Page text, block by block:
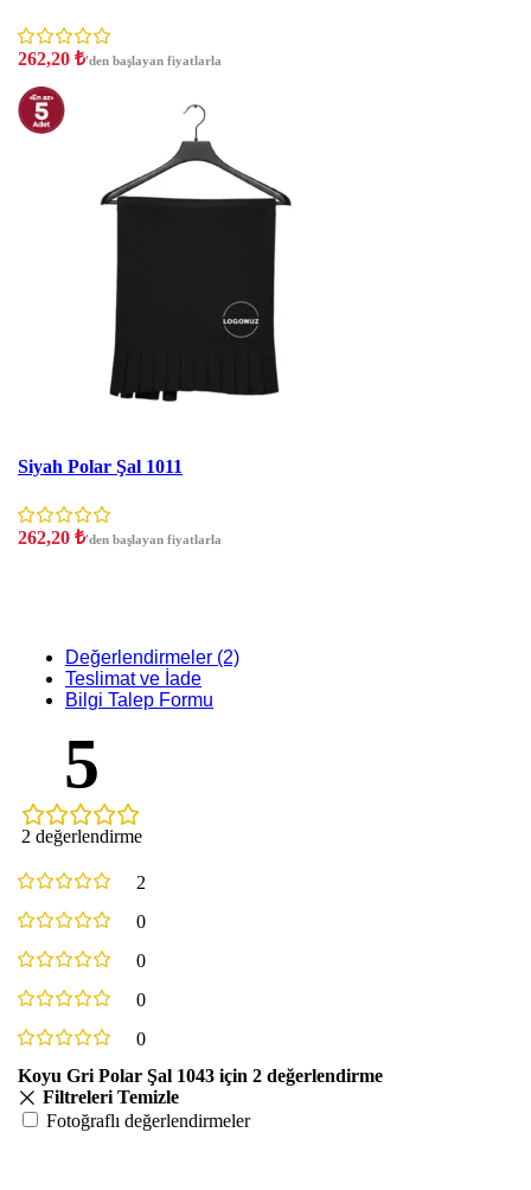
262,20 ₺'den başlayan fiyatlarla
Siyah Polar Şal 1011
262,20 ₺'den başlayan fiyatlarla
Değerlendirmeler (2)
Teslimat ve İade
Bilgi Talep Formu
5
2 değerlendirme
2
0
0
0
0
Koyu Gri Polar Şal 1043 için 2 değerlendirme
Filtreleri Temizle
Fotoğraflı değerlendirmeler